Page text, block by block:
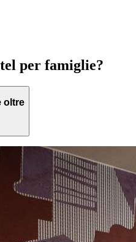
per famiglie?
oltre